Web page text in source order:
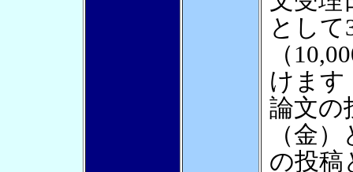
として
（
けます
論文の
（金
の投稿